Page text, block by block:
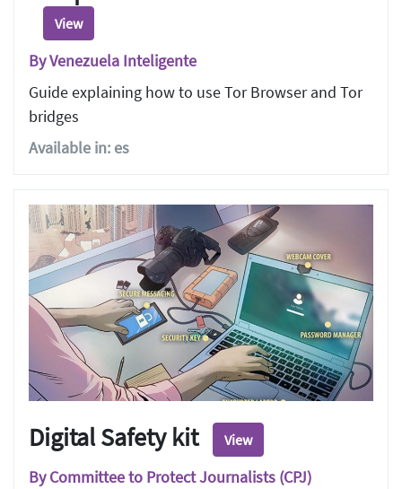
View
By Venezuela Inteligente
Guide explaining how to use Tor Browser and Tor
bridges
Available in: es
Digital Safety kit View
By Committee to Protect Journalists (CPJ)